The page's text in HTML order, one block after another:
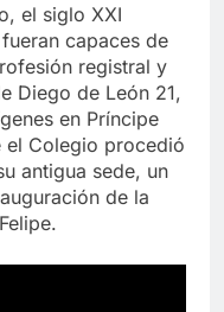
el siglo XXI
capaces de
registral y
Diego de León 21,
en Príncipe
el Colegio procedió
antigua sede, un
de la